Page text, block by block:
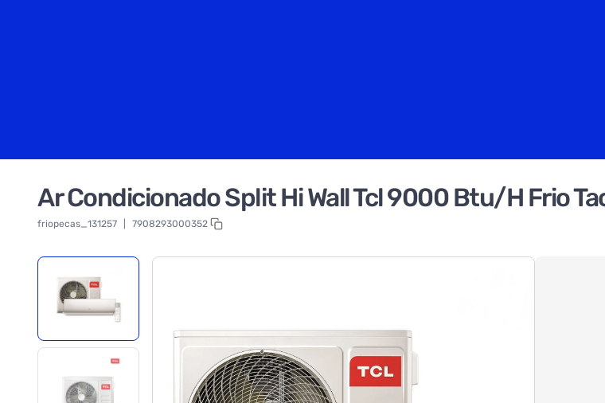
Ar Condicionado Split Hi Wall Tcl 9000 Btu/H Frio
friopecas_131257 7908293000352